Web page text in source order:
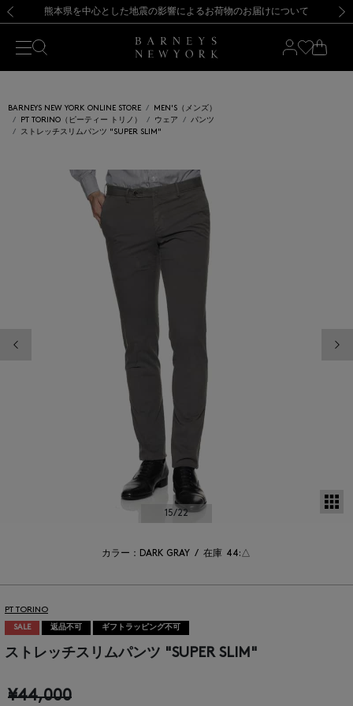
新規登録のお客様も対象！＜MY BARNEYS＞会員のお客様は11,000円（税込）以上のお買上げで常時送料無料！お買い物の際は会員登録を！
【夏季休業に伴う返品・交換承り一時停止のお知らせ】（2026.8.5）
熊本県を中心とした地震の影響によるお荷物のお届けについて
【開催中】SUMMER SALEのご案内・ご注意事項 新規登録のお客様も対象！＜MY BARNEYS＞会員のお客様は11,000円（税込）以上のお買上げで常時送料無料！お買い物の際は会員登録を！
【夏季休業に伴う返品・交換承り一時停止のお知らせ】（2026.8.5）
BARNEYS NEW YORK ONLINE STORE
MEN'S（メンズ）
PT TORINO（ピーティー トリノ）
ウェア
パンツ
ストレッチスリムパンツ "SUPER SLIM"
15/22
カラー：DARK GRAY / 在庫 44:△
PT TORINO
SALE 返品不可 ギフトラッピング不可
ストレッチスリムパンツ "SUPER SLIM"
¥44,000